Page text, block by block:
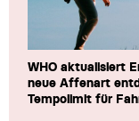
WHO aktualisiert
neue Affenart
Tempolimit für